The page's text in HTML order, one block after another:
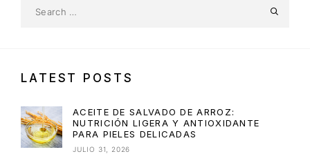
LATEST POSTS
ACEITE DE SALVADO DE ARROZ:
NUTRICIÓN LIGERA Y ANTIOXIDANTE
PARA PIELES DELICADAS
JULIO 31, 2026